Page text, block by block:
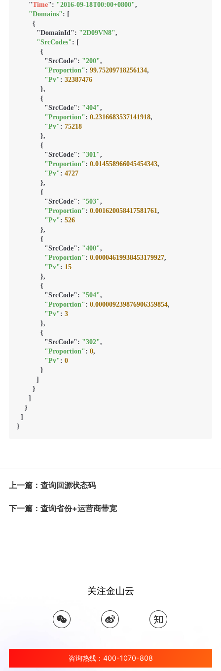
      "
Time": "2016-09-18T00:00+0800",
"Domains": [
        {
          "DomainId":
"2D09VN8",
"SrcCodes": [
            {
              "SrcCode":
"200",
"Proportion": 99.75209718256134,
"Pv": 32387476
            },
            {
              "SrcCode":
"404",
"Proportion": 0.2316683537141918,
"Pv": 75218
            },
            {
              "SrcCode":
"301",
"Proportion": 0.014558966045454343,
"Pv": 4727
            },
            {
              "SrcCode":
"503",
"Proportion": 0.001620058417581761 ,
"Pv": 526
            },
            {
              "SrcCode":
"400",
"Proportion": 0.00004619938453179927,
"Pv": 15
            },
            {
              "SrcCode":
"504",
"Proportion": 0.000009239876906359854,
"Pv": 3
            },
            {
              "SrcCode":
"302",
"Proportion": 0,
"Pv": 0
            }
          ]
        }
      ]
    }
  ]
上一篇：查询回源状态码
下一篇：查询省份+运营商带宽
关注金山云
咨询热线：400-1070-808